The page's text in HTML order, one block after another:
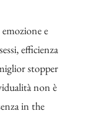
e
efficienza
stopper
non è
in the